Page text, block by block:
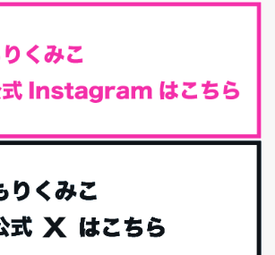
になっていた私です。が、と〜〜〜っても美
のグラノーラを発...
と思っていませんか？私の腸活完全版！
は、健康維持の中でいっちばん大事！だと私
酸水をシリカシリカにしているんだけど確か
た気がする。炭酸...
るさと納税５選。
的に購入している「楽天ふるさと納税」の返
ます。今までいろ...